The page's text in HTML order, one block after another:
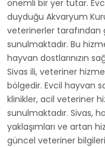
önemli bir yer tutar.
duyduğu Akvaryum
veterinerler tarafından
sunulmaktadır. Bu
hayvan dostlarınızın
Sivas ili, veteriner
bölgedir. Evcil hayvan
klinikler, acil veteriner
sunulmaktadır. Sivas,
yaklaşımları ve artan
güncel veteriner